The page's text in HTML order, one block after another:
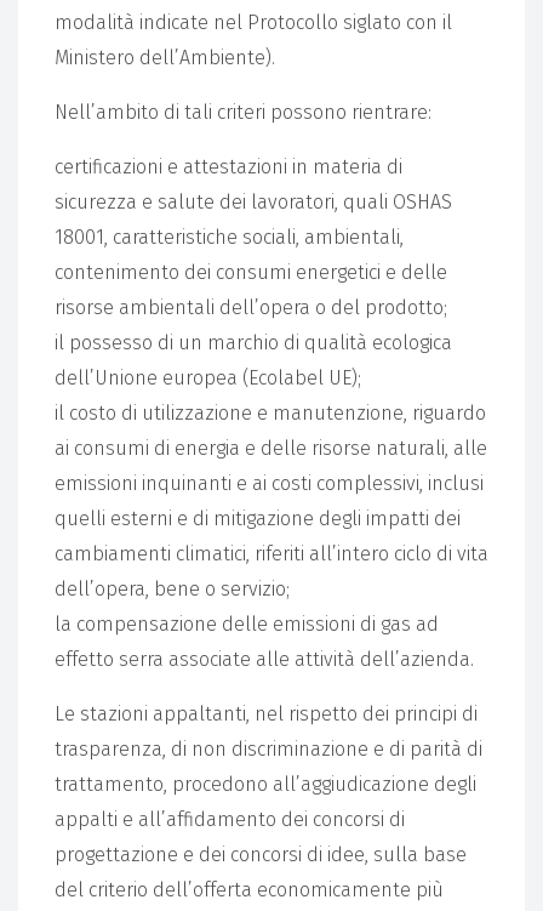
modalità indicate nel Protocollo siglato con il
Ministero dell’Ambiente).
Nell’ambito di tali criteri possono rientrare:
certificazioni e attestazioni in materia di
sicurezza e salute dei lavoratori, quali OSHAS
18001, caratteristiche sociali, ambientali,
contenimento dei consumi energetici e delle
risorse ambientali dell’opera o del prodotto;
il possesso di un marchio di qualità ecologica
dell’Unione europea (Ecolabel UE);
il costo di utilizzazione e manutenzione, riguardo
ai consumi di energia e delle risorse naturali, alle
emissioni inquinanti e ai costi complessivi, inclusi
quelli esterni e di mitigazione degli impatti dei
cambiamenti climatici, riferiti all’intero ciclo di vita
dell’opera, bene o servizio;
la compensazione delle emissioni di gas ad
effetto serra associate alle attività dell’azienda.
Le stazioni appaltanti, nel rispetto dei principi di
trasparenza, di non discriminazione e di parità di
trattamento, procedono all’aggiudicazione degli
appalti e all’affidamento dei concorsi di
progettazione e dei concorsi di idee, sulla base
del criterio dell’offerta economicamente più